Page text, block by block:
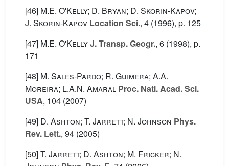
[46] M.E. O'Kelly; D. Bryan; D. Skorin-Kapov;
J. Skorin-Kapov Location Sci., 4 (1996), p. 125
[47] M.E. O'KellyJ. Transp. Geogr., 6 (1998), p.
171
[48] M. Sales-Pardo; R. Guimera; A.A.
Moreira; L.A.N. Amaral Proc. Natl. Acad. Sci.
USA, 104 (2007)
[49] D. Ashton; T. Jarrett; N. Johnson Phys.
Rev. Lett., 94 (2005)
[50]T. Jarrett; D. Ashton; M. Fricker; N.